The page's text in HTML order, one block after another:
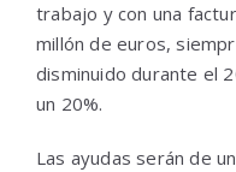
trabajo y con una
millón de euros,
disminuido durante el
un 20%.
Las ayudas serán de